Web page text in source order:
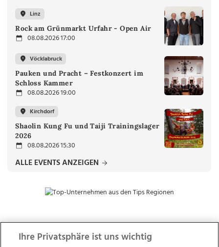
Linz
Rock am Grünmarkt Urfahr - Open Air
08.08.2026 17:00
Vöcklabruck
Pauken und Pracht – Festkonzert im
Schloss Kammer
08.08.2026 19:00
Kirchdorf
Shaolin Kung Fu und Taiji Trainingslager
2026
08.08.2026 15:30
ALLE EVENTS ANZEIGEN
ZUR NACHRICHTENÜBERSICHT
Ihre Privatsphäre ist uns wichtig